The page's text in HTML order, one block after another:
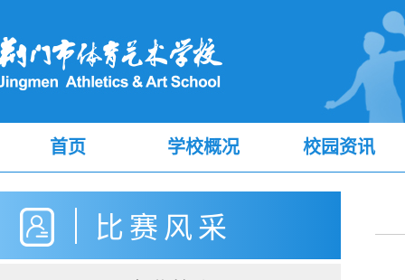
首页 学校概况 校园资讯
比赛风采